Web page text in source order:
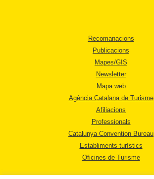
Recomanacions
Publicacions
Mapes/GIS
Newsletter
Mapa web
Agència Catalana de Turisme
Afiliacions
Professionals
Catalunya Convention Bureau
Establiments turístics
Oficines de Turisme